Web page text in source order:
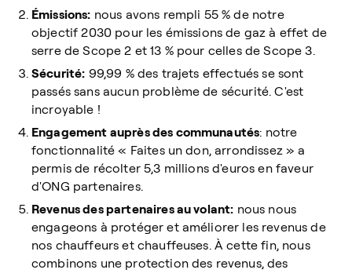
Émissions: nous avons rempli 55 % de notre
objectif 2030 pour les émissions de gaz à effet de
serre de Scope 2 et 13 % pour celles de Scope 3.
Sécurité: 99,99 % des trajets effectués se sont
passés sans aucun problème de sécurité. C'est
incroyable !
Engagement auprès des communautés: notre
fonctionnalité « Faites un don, arrondissez » a
permis de récolter 5,3 millions d'euros en faveur
d'ONG partenaires.
Revenus des partenaires au volant: nous nous
engageons à protéger et améliorer les revenus de
nos chauffeurs et chauffeuses. À cette fin, nous
combinons une protection des revenus, des